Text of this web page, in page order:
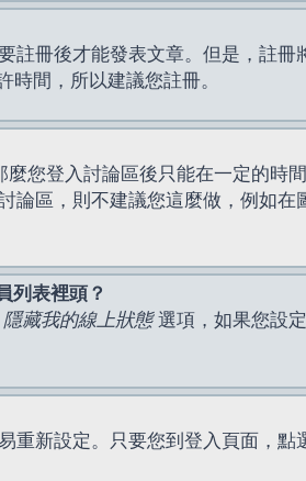
註冊後才能發表文章。但是，註
間，所以建議您註冊。
麼您登入討論區後只能在一定的時
論區，則不建議您這麼做，例如
列表裡頭？
隱藏我的線上狀態選項，如果您設
重新設定。只要您到登入頁面，點